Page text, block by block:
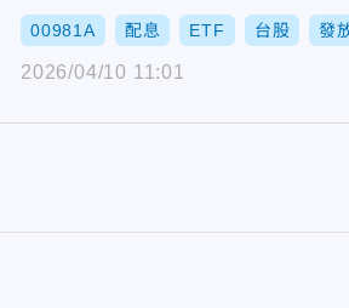
00981A 配息 ETF 台股 發
2026/04/10 11:01